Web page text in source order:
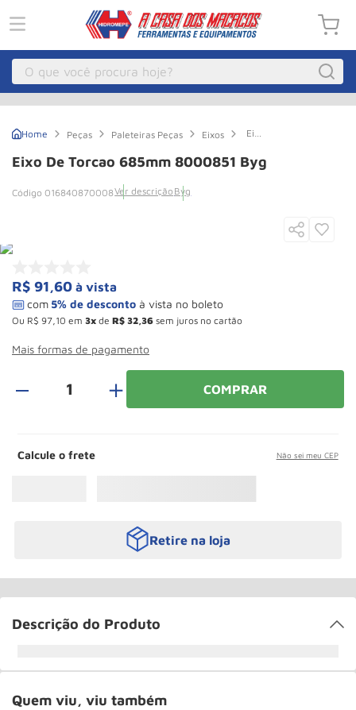
O que você procura hoje?
Peças Paleteiras Peças Eixos
Eixo
Torcao
685mm
Eixo De Torcao 685mm 8000851 Byg
016840870008Ver descrição Byg
R$ 91,60 à vista
Ou R$ 97 10 em 3 de R$ 32 36 sem juros no cartão
Mais formas de pagamento
＋ COMPRAR
Calcule o frete Não sei meu CEP
Retire na loja
Descrição do Produto
Quem viu, viu também
Guincho Eletrico
Macaco Hidraulico
4º Macaco Jacare
7 º Macaco
8º Talha